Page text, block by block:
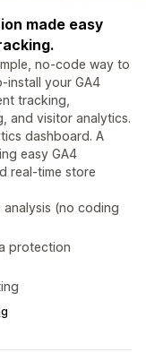
made easy
no-code way to
install your GA4
tracking,
and visitor analytics.
dashboard. A
easy GA4
real-time store
(no coding
protection